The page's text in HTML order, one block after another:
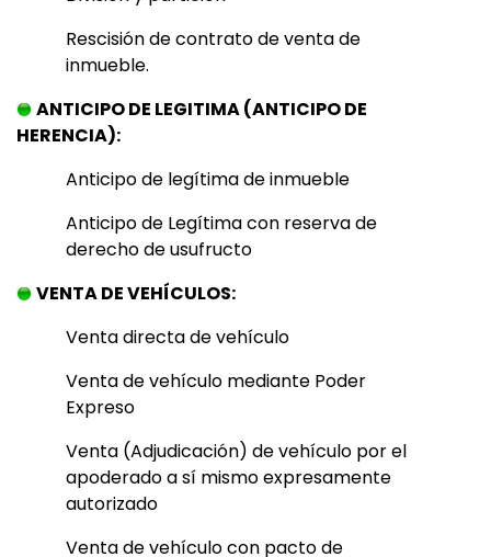
Rescisión de contrato de venta de
inmueble.
ANTICIPO DE LEGITIMA (ANTICIPO DE
HERENCIA):
Anticipo de legítima de inmueble
Anticipo de Legítima con reserva de
derecho de usufructo
VENTA DE VEHÍCULOS:
Venta directa de vehículo
Venta de vehículo mediante Poder
Expreso
Venta (Adjudicación) de vehículo por el
apoderado a sí mismo expresamente
autorizado
Venta de vehículo con pacto de